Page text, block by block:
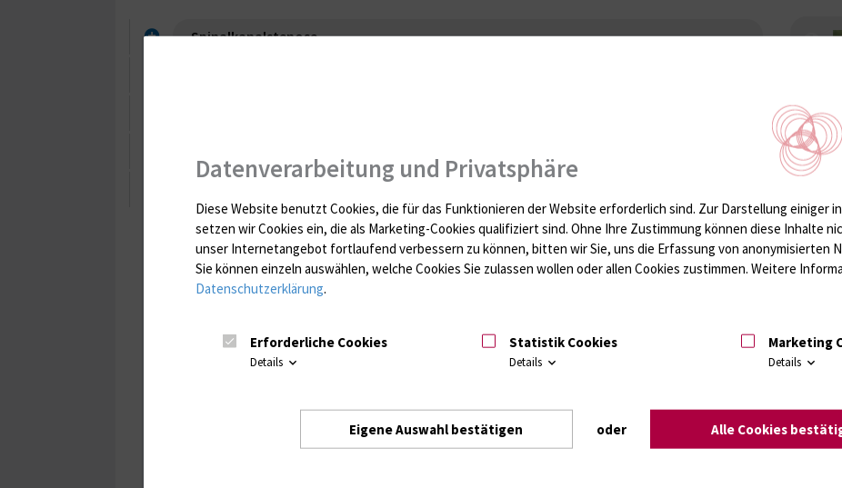
Spinalkanalstenose
Datenverarbeitung und Privatsphäre
Diese Website benutzt Cookies, die für das Funktionieren der Website erforderlich sind. Zur Darstellung einiger
setzen wir Cookies ein, die als Marketing-Cookies qualifiziert sind. Ohne Ihre Zustimmung können diese Inhalte
unser Internetangebot fortlaufend verbessern zu können, bitten wir Sie, uns die Erfassung von anonymisierten
Sie können einzeln auswählen, welche Cookies Sie zulassen wollen oder allen Cookies zustimmen. Weitere
Datenschutzerklärung.
Erforderliche Cookies
Details
Statistik Cookies
Details
Marketing
Details
Eigene Auswahl bestätigen oder Alle Cookies